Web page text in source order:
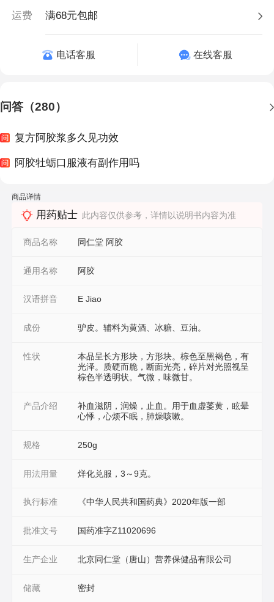
运费 满68元包邮
电话客服 在线客服
问答（280）
复方阿胶浆多久见功效
阿胶牡蛎口服液有副作用吗
商品详情
用药贴士 此内容仅供参考，详情以说明书内容为准
商品名称 同仁堂 阿胶
通用名称 阿胶
汉语拼音 E Jiao
成份 驴皮。辅料为黄酒、冰糖、豆油。
性状
本品呈长方形块，方形块。棕色至黑褐色，有
光泽。质硬而脆，断面光亮，碎片对光照视呈
棕色半透明状。气微，味微甘。
产品介绍
补血滋阴，润燥，止血。用于血虚萎黄，眩晕
心悸，心烦不眠，肺燥咳嗽。
规格 250g
用法用量 烊化兑服，3～9克。
执行标准 《中华人民共和国药典》2020年版一部
批准文号 国药准字Z11020696
生产企业 北京同仁堂（唐山）营养保健品有限公司
储藏 密封